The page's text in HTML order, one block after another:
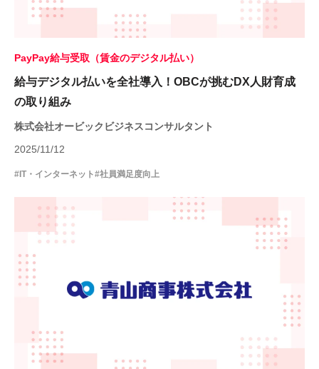
PayPay給与受取（賃金のデジタル払い）
給与デジタル払いを全社導入！OBCが挑むDX人財育成
の取り組み
株式会社オービックビジネスコンサルタント
2025/11/12
#IT・インターネット#社員満足度向上